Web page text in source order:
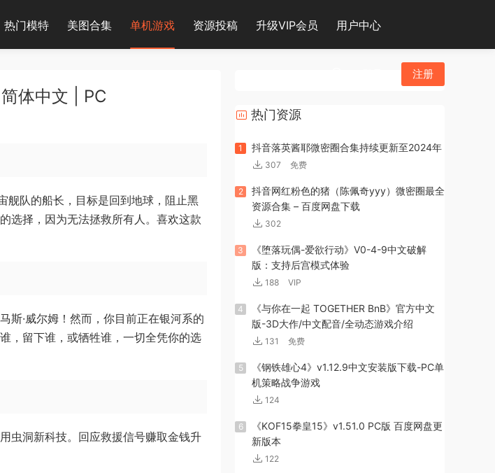
热门模特 美图合集 单机游戏 资源投稿 升级VIP会员 用户中心
注册
体中文 | PC
舰队的船长，目标是回到地球，阻止黑
选择，因为无法拯救所有人。喜欢这款
·威尔姆！然而，你目前正在银河系的
，留下谁，或牺牲谁，一切全凭你的选
虫洞新科技。回应救援信号赚取金钱升
热门资源
1 抖音落英酱耶微密圈合集持续更新至2024年
307 免费
2
抖音网红粉色的猪（陈佩奇yyy）微密圈最全
资源合集 – 百度网盘下载
302
3
《堕落玩偶-爱欲行动》V0-4-9中文破解
版：支持后宫模式体验
188 VIP
4
《与你在一起 TOGETHER BnB》官方中文
版-3D大作/中文配音/全动态游戏介绍
131 免费
5
《钢铁雄心4》v1.12.9中文安装版下载-PC单
机策略战争游戏
124
6
《KOF15拳皇15》v1.51.0 PC版 百度网盘更
新版本
122